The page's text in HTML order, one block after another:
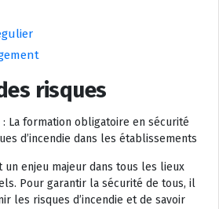
risques
La formation obligatoire en sécurité
d’incendie dans les établissements
un enjeu majeur dans tous les lieux
Pour garantir la sécurité de tous, il
les risques d’incendie et de savoir